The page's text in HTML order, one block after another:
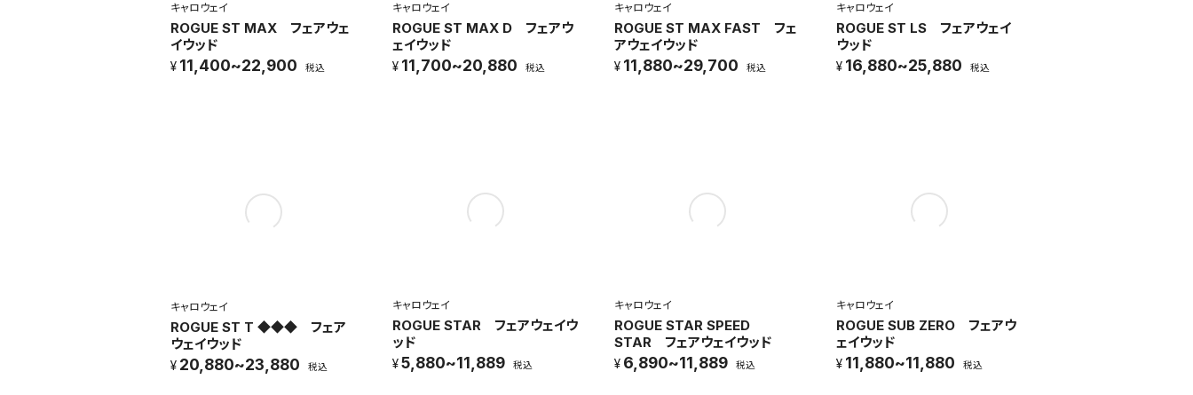
キャロウェイ
ROGUE ST MAX フェアウェ
イウッド
11,400~22,900 税込
キャロウェイ
ROGUE ST MAX D フェアウ
ェイウッド
11,700~20,880 税込
キャロウェイ
ROGUE ST MAX FAST フェ
アウェイウッド
11,880~29,700 税込
キャロウェイ
ROGUE ST LS フェアウェイ
ウッド
16,880~25,880 税込
キャロウェイ
ROGUE ST T ◆◆◆ フェア
ウェイウッド
20,880~23,880 税込
キャロウェイ
ROGUE STAR フェアウェイウ
ッド
5,880~11,889 税込
キャロウェイ
ROGUE STAR SPEED
STAR フェアウェイウッド
6,890~11,889 税込
キャロウェイ
ROGUE SUB ZERO フェアウ
ェイウッド
11,880~11,880 税込